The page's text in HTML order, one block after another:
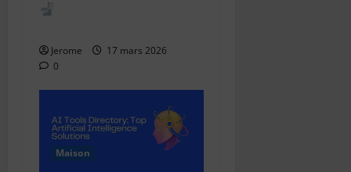
Jerome
17 mars 2026
0
Maison